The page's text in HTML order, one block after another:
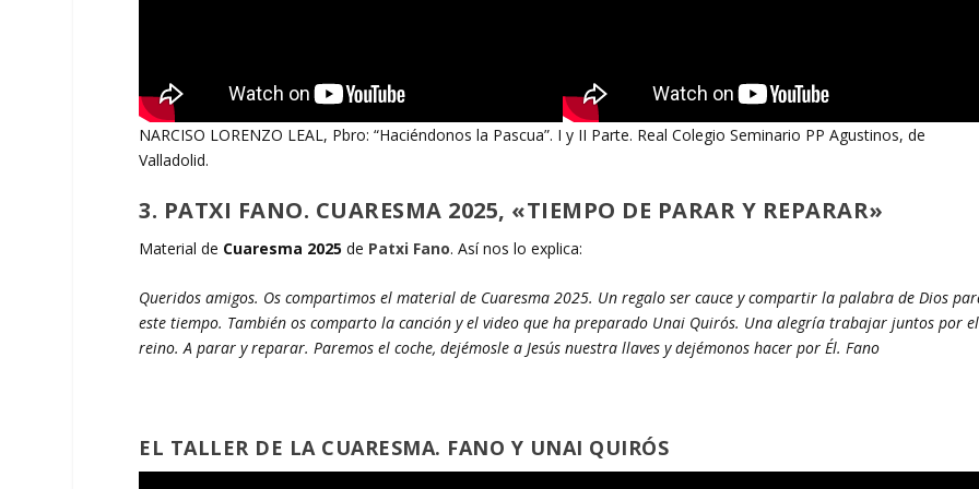
NARCISO LORENZO LEAL, Pbro: “Haciéndonos la Pascua”. I y II Parte. Real Colegio Seminario PP Agustinos, de
Valladolid.
3. PATXI FANO. CUARESMA 2025, «TIEMPO DE PARAR Y REPARAR»
Material de Cuaresma 2025 de Patxi Fano. Así nos lo explica:
Queridos amigos. Os compartimos el material de Cuaresma 2025. Un regalo ser cauce y compartir la palabra de Dios
este tiempo. También os comparto la canción y el video que ha preparado Unai Quirós. Una alegría trabajar juntos por el
reino. A parar y reparar. Paremos el coche, dejémosle a Jesús nuestra llaves y dejémonos hacer por Él. Fano
EL TALLER DE LA CUARESMA. FANO Y UNAI QUIRÓS